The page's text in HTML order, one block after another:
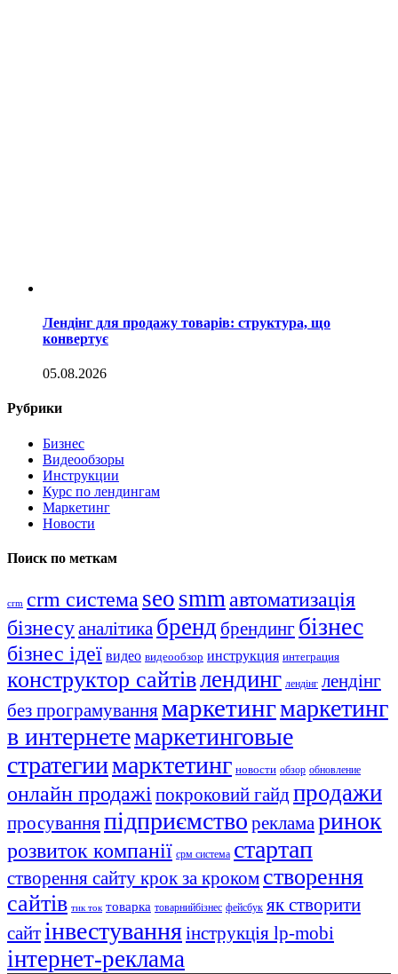
Лендінг для продажу товарів: структура, що
конвертує
05.08.2026
Рубрики
Бизнес
Видеообзоры
Инструкции
Курс по лендингам
Маркетинг
Новости
Поиск по меткам
crm crm система seo smmавтоматизація
бізнесуаналітика бренд брендинг бізнес
бізнес ідеї видео видеообзор инструкция интеграция
конструктор сайтівлендинг лендінг лендінг
без програмуваннямаркетингмаркетинг
в интернетемаркетинговые
стратегиимарктетинг новости обзор обновление
онлайн продажі покроковий гайдпродажи
просуванняпідприємство рекламаринок
розвиток компанії срм система стартап
створення сайту крок за кроком створення
сайтів тик ток товарка товарнийбізнес фейсбук як створити
сайт інвестуванняінструкція lp-mobi
інтернет-реклама